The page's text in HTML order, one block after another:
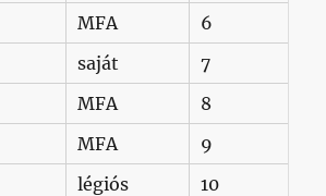
MFA
6
saját
7
MFA
8
MFA
9
légiós
10